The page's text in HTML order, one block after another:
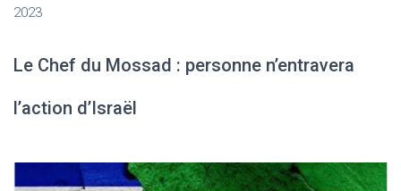
2023
Le Chef du Mossad : personne n’entravera
l’action d’Israël